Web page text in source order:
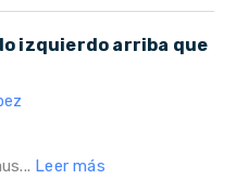
izquierdo arriba que
Leer más